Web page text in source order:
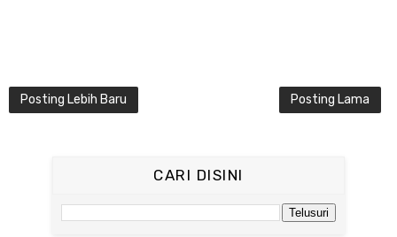
Posting Lebih Baru Posting Lama
CARI DISINI